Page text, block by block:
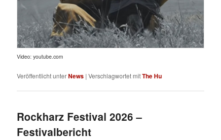
Video: youtube.com
Veröffentlicht unterNews |Verschlagwortet mitThe Hu
Rockharz Festival 2026 –
Festivalbericht